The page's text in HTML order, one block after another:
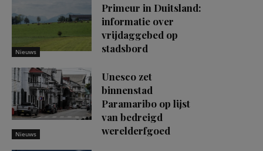
Nieuws
Primeur in Duitsland:
informatie over
vrijdaggebed op
stadsbord
Nieuws
Unesco zet
binnenstad
Paramaribo op lijst
van bedreigd
werelderfgoed